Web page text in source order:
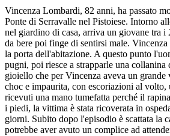
Vincenza Lombardi, 82 anni, ha passato
Ponte di Serravalle nel Pistoiese. Intorno
nel giardino di casa, arriva un giovane tra i
da bere poi finge di sentirsi male. Vincenza
la porta dell'abitazione. A questo punto
pugni, poi riesce a strapparle una collanina
gioiello che per Vincenza aveva un
choc e impaurita, con escoriazioni al volto,
ricevuti una mano tumefatta perché il
i piedi, la vittima è stata ricoverata in
giorni. Subito dopo l'episodio è scattata la
potrebbe aver avuto un complice ad